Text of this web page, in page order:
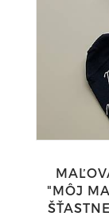
"MÔJ